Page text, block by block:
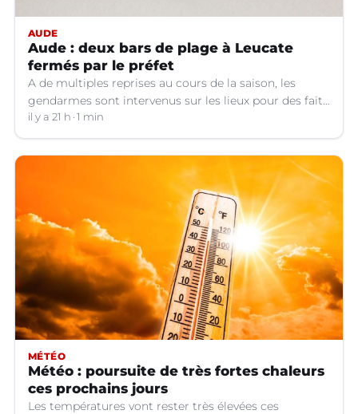
AUDE
Aude : deux bars de plage à Leucate
fermés par le préfet
A de multiples reprises au cours de la saison, les
gendarmes sont intervenus sur les lieux pour des faits
de violences, de consommation d'alcool, de rixes, de
tapage, de stationnement...
il y a 21 h 1 min
MÉTÉO
Météo : poursuite de très fortes chaleurs
ces prochains jours
Les températures vont rester très élevées ces